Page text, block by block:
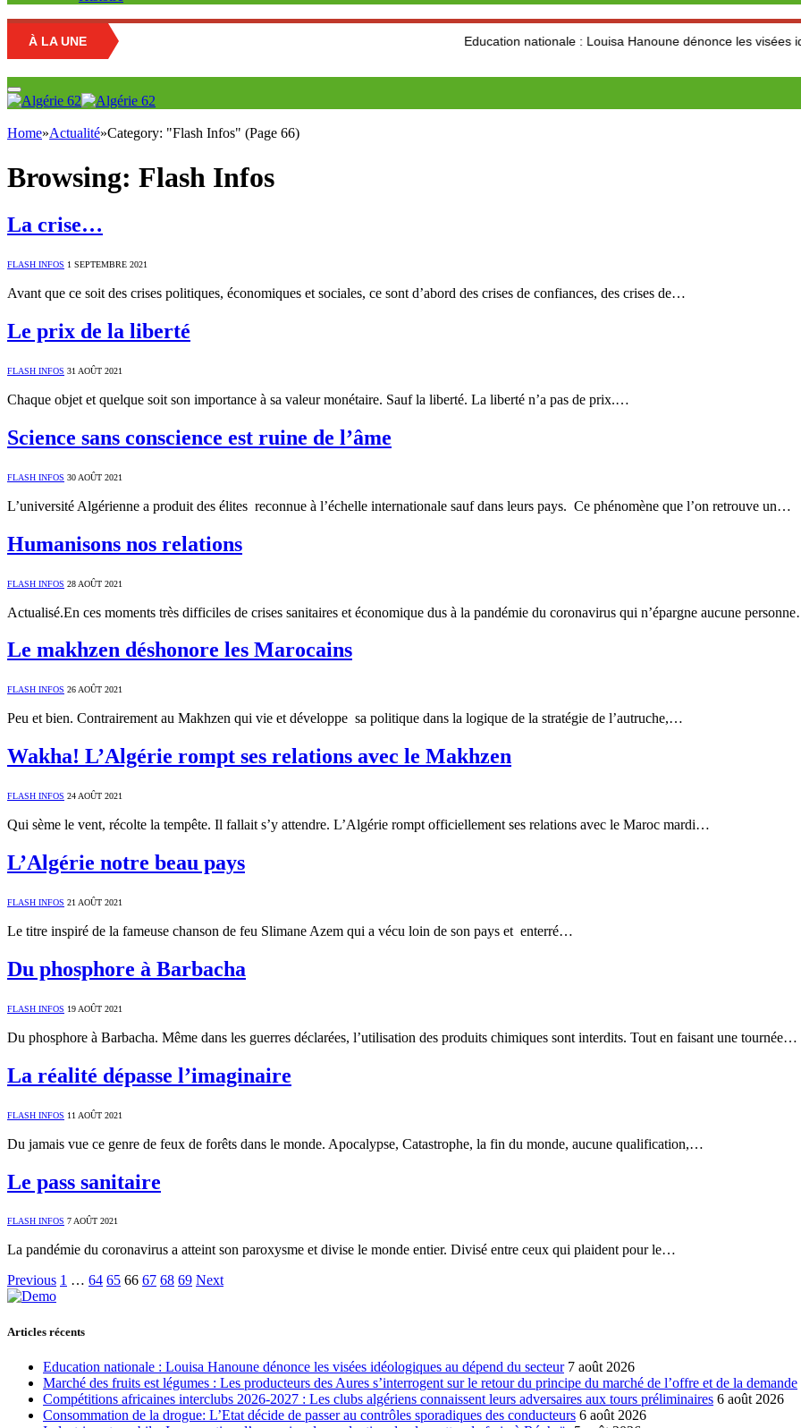
À LA UNE Education nationale : Louisa Hanoune dénonce les visées idéologiques
Home»Actualité»Category: "Flash Infos" (Page 66)
Browsing: Flash Infos
La crise…
FLASH INFOS 1 SEPTEMBRE 2021
Avant que ce soit des crises politiques, économiques et sociales, ce sont d’abord des crises de confiances, des crises de…
Le prix de la liberté
FLASH INFOS 31 AOÛT 2021
Chaque objet et quelque soit son importance à sa valeur monétaire. Sauf la liberté. La liberté n’a pas de prix.…
Science sans conscience est ruine de l’âme
FLASH INFOS 30 AOÛT 2021
L’université Algérienne a produit des élites reconnue à l’échelle internationale sauf dans leurs pays. Ce phénomène que l’on retrouve un…
Humanisons nos relations
FLASH INFOS 28 AOÛT 2021
Actualisé.En ces moments très difficiles de crises sanitaires et économique dus à la pandémie du coronavirus qui n’épargne aucune
Le makhzen déshonore les Marocains
FLASH INFOS 26 AOÛT 2021
Peu et bien. Contrairement au Makhzen qui vie et développe sa politique dans la logique de la stratégie de l’autruche,…
Wakha! L’Algérie rompt ses relations avec le Makhzen
FLASH INFOS 24 AOÛT 2021
Qui sème le vent, récolte la tempête. Il fallait s’y attendre. L’Algérie rompt officiellement ses relations avec le Maroc mardi…
L’Algérie notre beau pays
FLASH INFOS 21 AOÛT 2021
Le titre inspiré de la fameuse chanson de feu Slimane Azem qui a vécu loin de son pays et enterré…
Du phosphore à Barbacha
FLASH INFOS 19 AOÛT 2021
Du phosphore à Barbacha. Même dans les guerres déclarées, l’utilisation des produits chimiques sont interdits. Tout en faisant une tournée…
La réalité dépasse l’imaginaire
FLASH INFOS 11 AOÛT 2021
Du jamais vue ce genre de feux de forêts dans le monde. Apocalypse, Catastrophe, la fin du monde, aucune qualification,…
Le pass sanitaire
FLASH INFOS 7 AOÛT 2021
La pandémie du coronavirus a atteint son paroxysme et divise le monde entier. Divisé entre ceux qui plaident pour le…
Previous 1 … 64 65 66 67 68 69 Next
Articles récents
Education nationale : Louisa Hanoune dénonce les visées idéologiques au dépend du secteur 7 août 2026
Marché des fruits est légumes : Les producteurs des Aures s’interrogent sur le retour du principe du marché de l’offre et de la demande
Compétitions africaines interclubs 2026-2027 : Les clubs algériens connaissent leurs adversaires aux tours préliminaires 6 août 2026
Consommation de la drogue: L’Etat décide de passer au contrôles sporadiques des conducteurs 6 août 2026